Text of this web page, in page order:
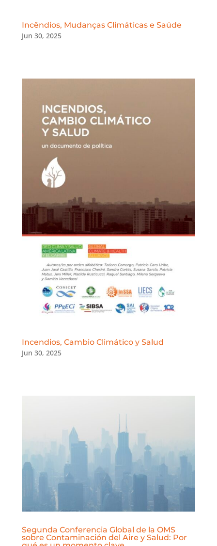
Incêndios, Mudanças Climáticas e Saúde
Jun 30, 2025
Incendios, Cambio Climático y Salud
Jun 30, 2025
Segunda Conferencia Global de la OMS
sobre Contaminación del Aire y Salud: Por